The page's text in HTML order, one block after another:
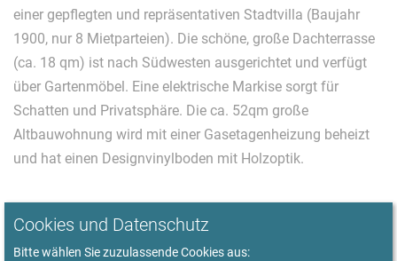
einer gepflegten und repräsentativen Stadtvilla (Baujahr
1900, nur 8 Mietparteien). Die schöne, große Dachterrasse
(ca. 18 qm) ist nach Südwesten ausgerichtet und verfügt
über Gartenmöbel. Eine elektrische Markise sorgt für
Schatten und Privatsphäre. Die ca. 52qm große
Altbauwohnung wird mit einer Gasetagenheizung beheizt
und hat einen Designvinylboden mit Holzoptik.
Couchtisch, einen bequemen Sessel, einen Tisch zum
Essen und Arbeiten, zwei Stühle, eine geräumige Kommode,
Cookies und Datenschutz
Bitte wählen Sie zuzulassende Cookies aus: